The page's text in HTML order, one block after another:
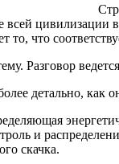
цивилизации
то, что
Разговор
детально, как
и
скачка.